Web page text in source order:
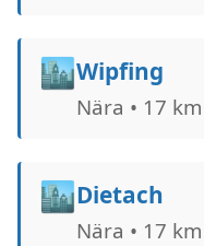
🏙️Wipfing
Nära • 17 km
🏙️Dietach
Nära • 17 km